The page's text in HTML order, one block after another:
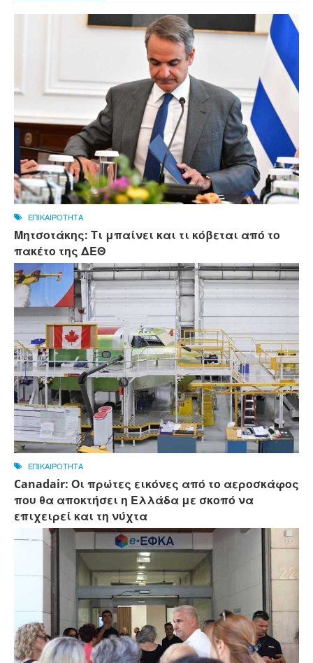
ΕΠΙΚΑΙΡΟΤΗΤΑ
Μητσοτάκης: Τι μπαίνει και τι κόβεται από το
πακέτο της ΔΕΘ
ΕΠΙΚΑΙΡΟΤΗΤΑ
Canadair: Οι πρώτες εικόνες από το αεροσκάφος
που θα αποκτήσει η Ελλάδα με σκοπό να
επιχειρεί και τη νύχτα